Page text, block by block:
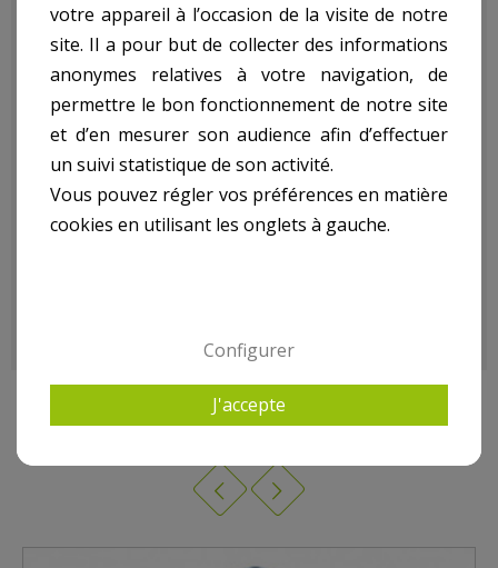
150:
- Puissance : 250W
- Épaisseur Max. De La Meule : 20Mm
- Diamètre De La Meule : 150Mm
- Diamètre Du Trou D'Axe : 12,7Mm
- Largeur Du Ruban Abrasif : 50Mm
9 AUTRES PRODUITS DANS MEULEUSE, FRAISEUSE
votre appareil à l’occasion de la visite de notre
site. Il a pour but de collecter des informations
anonymes relatives à votre navigation, de
permettre le bon fonctionnement de notre site
et d’en mesurer son audience afin d’effectuer
un suivi statistique de son activité.
Vous pouvez régler vos préférences en matière
cookies en utilisant les onglets à gauche.
Configurer
J'accepte